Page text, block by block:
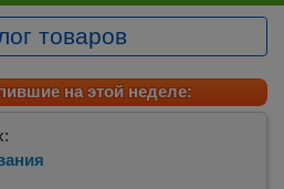
товаров
на этой неделе: